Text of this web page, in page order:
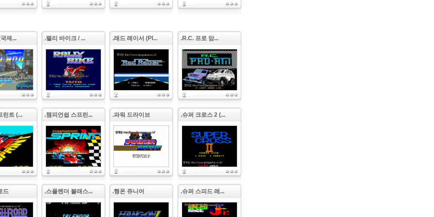
제... .랠리 바이크 / ... .래드 레이서 (Pl... .R.C. 프로 암...
린트 (... .챔피언쉽 스프린... .파워 드라이브 .슈퍼 크로스 2 (...
드 .스플렌더 블래스... .행온 쥬니어 .슈퍼 스피드 레...